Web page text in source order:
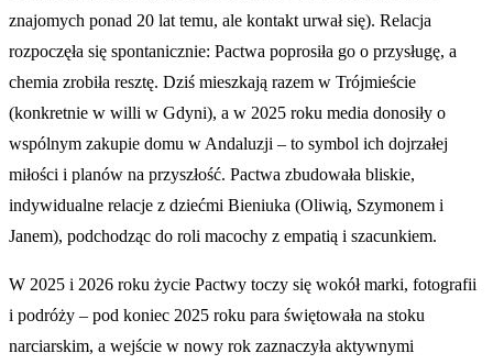
znajomych ponad 20 lat temu, ale kontakt urwał się). Relacja
rozpoczęła się spontanicznie: Pactwa poprosiła go o przysługę, a
chemia zrobiła resztę. Dziś mieszkają razem w Trójmieście
(konkretnie w willi w Gdyni), a w 2025 roku media donosiły o
wspólnym zakupie domu w Andaluzji – to symbol ich dojrzałej
miłości i planów na przyszłość. Pactwa zbudowała bliskie,
indywidualne relacje z dziećmi Bieniuka (Oliwią, Szymonem i
Janem), podchodząc do roli macochy z empatią i szacunkiem.
W 2025 i 2026 roku życie Pactwy toczy się wokół marki, fotografii
i podróży – pod koniec 2025 roku para świętowała na stoku
narciarskim, a wejście w nowy rok zaznaczyła aktywnymi